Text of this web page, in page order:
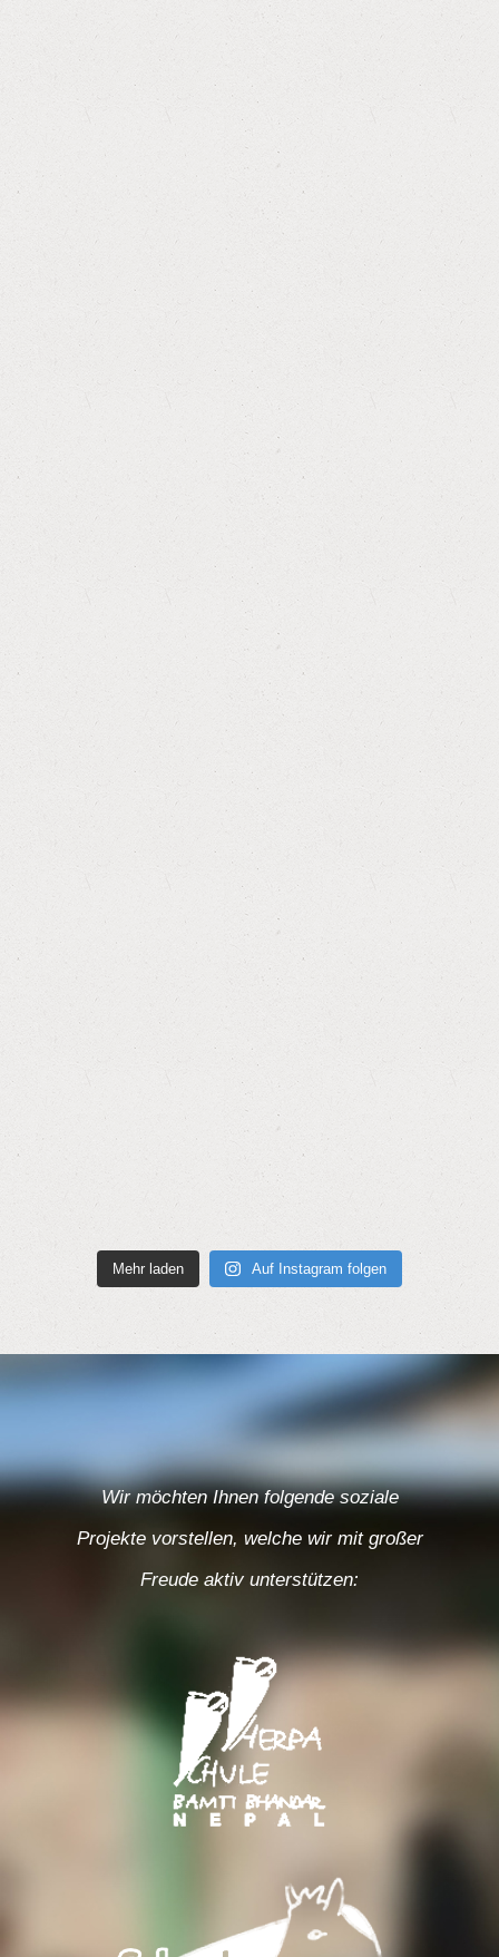
Mehr laden Auf Instagram folgen
Wir möchten Ihnen folgende soziale
Projekte vorstellen, welche wir mit großer
Freude aktiv unterstützen: